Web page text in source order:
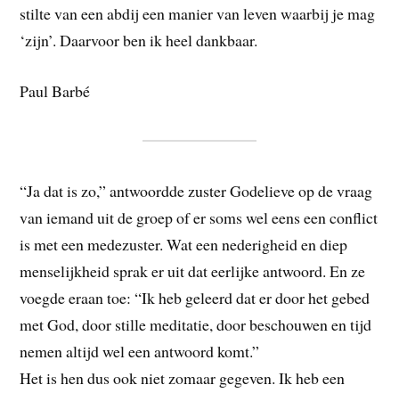
stilte van een abdij een manier van leven waarbij je mag
‘zijn’. Daarvoor ben ik heel dankbaar.
Paul Barbé
“Ja dat is zo,” antwoordde zuster Godelieve op de vraag
van iemand uit de groep of er soms wel eens een conflict
is met een medezuster. Wat een nederigheid en diep
menselijkheid sprak er uit dat eerlijke antwoord. En ze
voegde eraan toe: “Ik heb geleerd dat er door het gebed
met God, door stille meditatie, door beschouwen en tijd
nemen altijd wel een antwoord komt.”
Het is hen dus ook niet zomaar gegeven. Ik heb een